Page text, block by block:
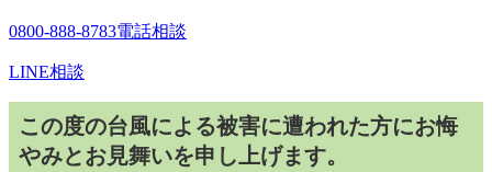
0800-888-8783電話相談
LINE相談
この度の台風による被害に遭われた方にお悔
やみとお見舞いを申し上げます。